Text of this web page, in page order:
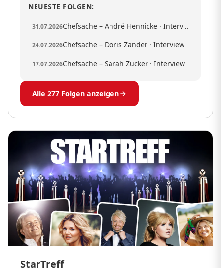
NEUESTE FOLGEN:
31.07.2026 Chefsache – André Hennicke · Interview
24.07.2026Chefsache – Doris Zander · Interview
17.07.2026Chefsache – Sarah Zucker · Interview
Alle 277 Folgen anzeigen
StarTreff